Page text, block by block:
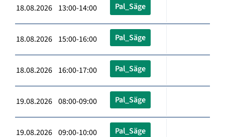
18.08.2026 13:00-14:00 Pal_Säge
18.08.2026 15:00-16:00 Pal_Säge
18.08.2026 16:00-17:00 Pal_Säge
19.08.2026 08:00-09:00 Pal_Säge
19.08.2026 09:00-10:00 Pal_Säge